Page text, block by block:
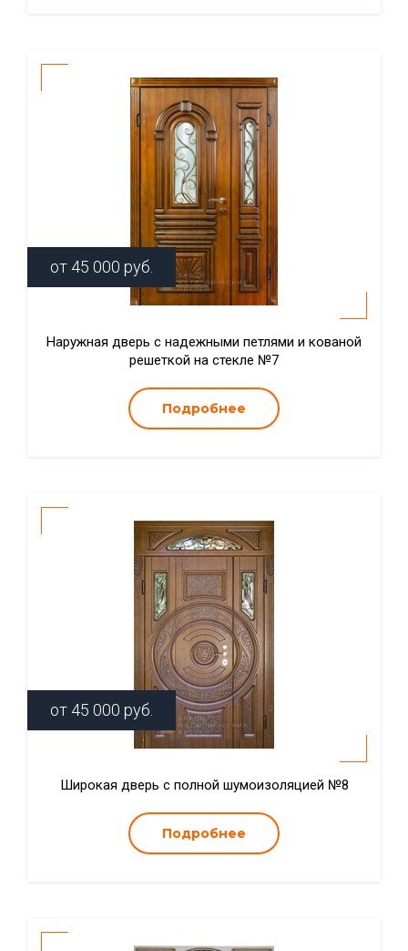
от 45 000 руб.
Наружная дверь с надежными петлями и кованой
решеткой на стекле №7
Подробнее
от 45 000 руб.
Широкая дверь с полной шумоизоляцией №8
Подробнее